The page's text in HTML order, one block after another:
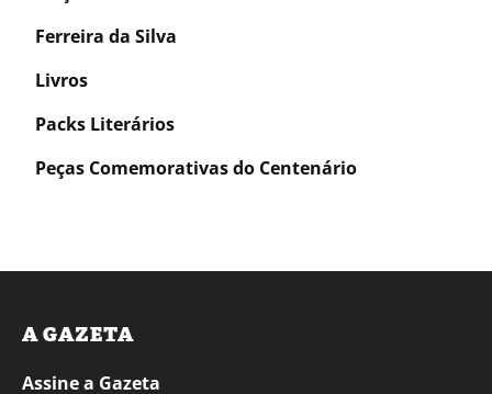
Ferreira da Silva
Livros
Packs Literários
Peças Comemorativas do Centenário
A GAZETA
Assine a Gazeta